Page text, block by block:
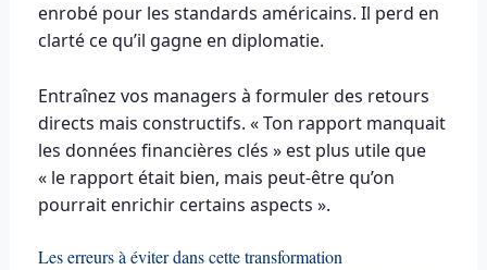
enrobé pour les standards américains. Il perd en
clarté ce qu’il gagne en diplomatie.
Entraînez vos managers à formuler des retours
directs mais constructifs. « Ton rapport manquait
les données financières clés » est plus utile que
« le rapport était bien, mais peut-être qu’on
pourrait enrichir certains aspects ».
Les erreurs à éviter dans cette transformation